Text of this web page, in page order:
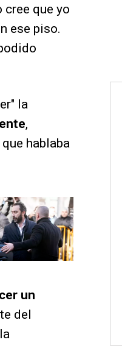
que yo
ese piso.
la
,
que hablaba
un
del